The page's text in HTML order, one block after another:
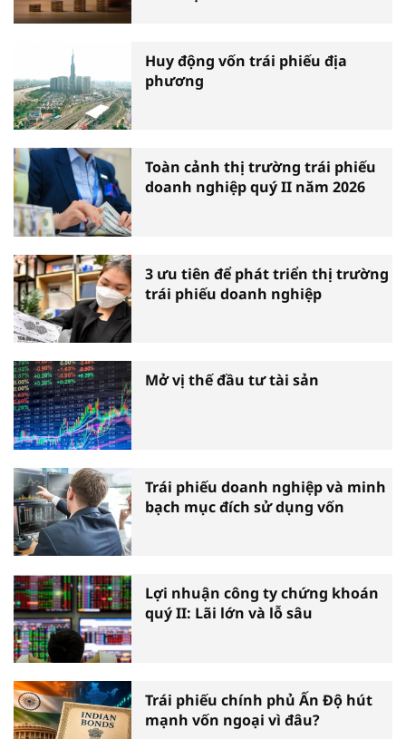
Huy động vốn trái phiếu địa
phương
Toàn cảnh thị trường trái phiếu
doanh nghiệp quý II năm 2026
3 ưu tiên để phát triển thị trường
trái phiếu doanh nghiệp
Mở vị thế đầu tư tài sản
Trái phiếu doanh nghiệp và minh
bạch mục đích sử dụng vốn
Lợi nhuận công ty chứng khoán
quý II: Lãi lớn và lỗ sâu
Trái phiếu chính phủ Ấn Độ hút
mạnh vốn ngoại vì đâu?